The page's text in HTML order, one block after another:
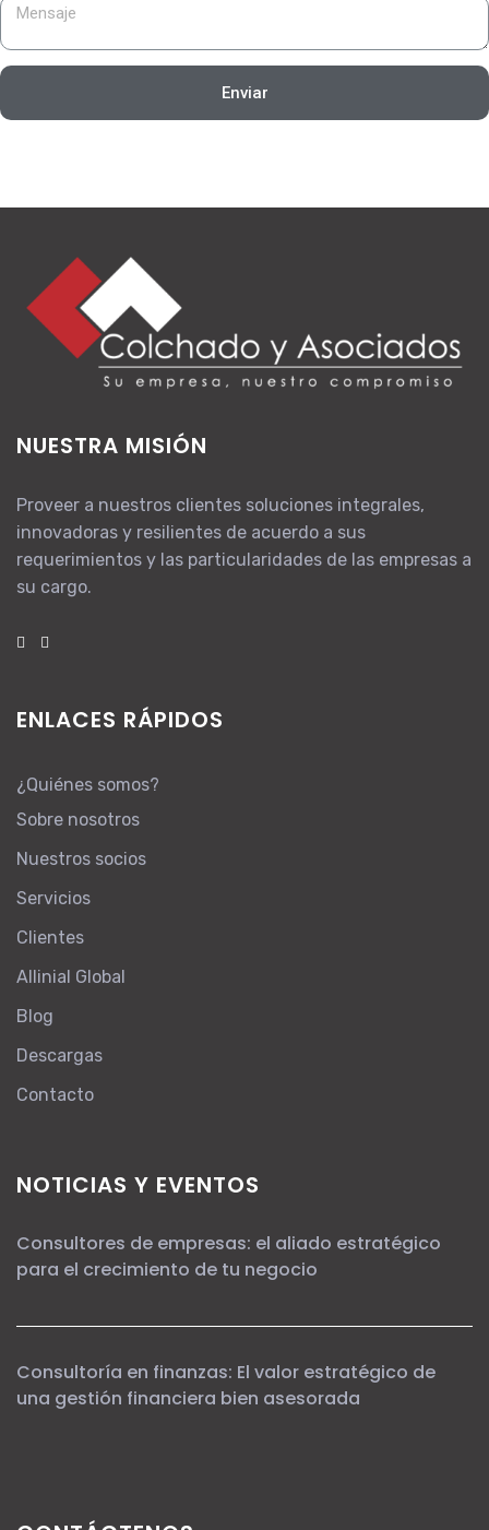
Enviar
NUESTRA MISIÓN
Proveer a nuestros clientes soluciones integrales,
innovadoras y resilientes de acuerdo a sus
requerimientos y las particularidades de las empresas a
su cargo.
ENLACES RÁPIDOS
¿Quiénes somos?
Sobre nosotros
Nuestros socios
Servicios
Clientes
Allinial Global
Blog
Descargas
Contacto
NOTICIAS Y EVENTOS
Consultores de empresas: el aliado estratégico
para el crecimiento de tu negocio
Consultoría en finanzas: El valor estratégico de
una gestión financiera bien asesorada